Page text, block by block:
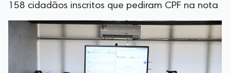
158 cidadãos inscritos que pediram CPF na nota